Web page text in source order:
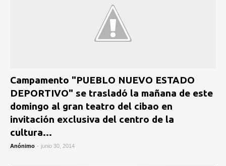
Campamento "PUEBLO NUEVO ESTADO
DEPORTIVO" se trasladó la mañana de este
domingo al gran teatro del cibao en
invitación exclusiva del centro de la
cultura...
Anónimo - junio 30, 2014